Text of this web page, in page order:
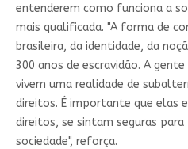
entenderem como funciona a
mais qualificada. "A forma de
brasileira, da identidade, da
300 anos de escravidão. A
vivem uma realidade de
direitos. É importante que elas
direitos, se sintam seguras
sociedade", reforça.